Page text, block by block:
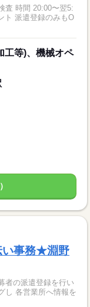
査 時間 20:00〜翌5:
ト 派遣登録のみもO
工等)、機械オペ
い事務★淵野
者の派遣登録を行い
し 各営業所へ情報を